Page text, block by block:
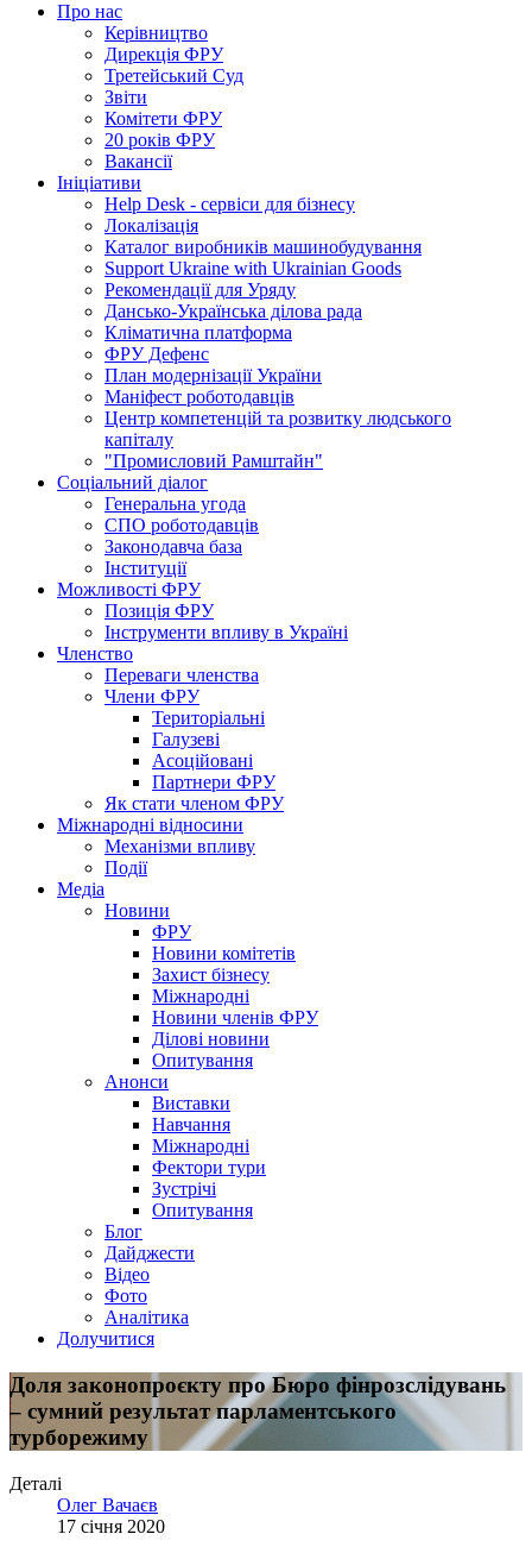
Про нас
Керівництво
Дирекція ФРУ
Третейський Суд
Звіти
Комітети ФРУ
20 років ФРУ
Вакансії
Ініціативи
Help Desk - сервіси для бізнесу
Локалізація
Каталог виробників машинобудування
Support Ukraine with Ukrainian Goods
Рекомендації для Уряду
Дансько-Українська ділова рада
Кліматична платформа
ФРУ Дефенс
План модернізації України
Маніфест роботодавців
Центр компетенцій та розвитку людського
капіталу
"Промисловий Рамштайн"
Соціальний діалог
Генеральна угода
СПО роботодавців
Законодавча база
Інституції
Можливості ФРУ
Позиція ФРУ
Інструменти впливу в Україні
Членство
Переваги членства
Члени ФРУ
Територіальні
Галузеві
Асоційовані
Партнери ФРУ
Як стати членом ФРУ
Міжнародні відносини
Механізми впливу
Події
Медіа
Новини
ФРУ
Новини комітетів
Захист бізнесу
Міжнародні
Новини членів ФРУ
Ділові новини
Опитування
Анонси
Виставки
Навчання
Міжнародні
Фектори тури
Зустрічі
Опитування
Блог
Дайджести
Відео
Фото
Аналітика
Долучитися
Доля законопроєкту про Бюро фінрозслідувань
– сумний результат парламентського
турборежиму
Деталі
Олег Вачаєв
17 січня 2020